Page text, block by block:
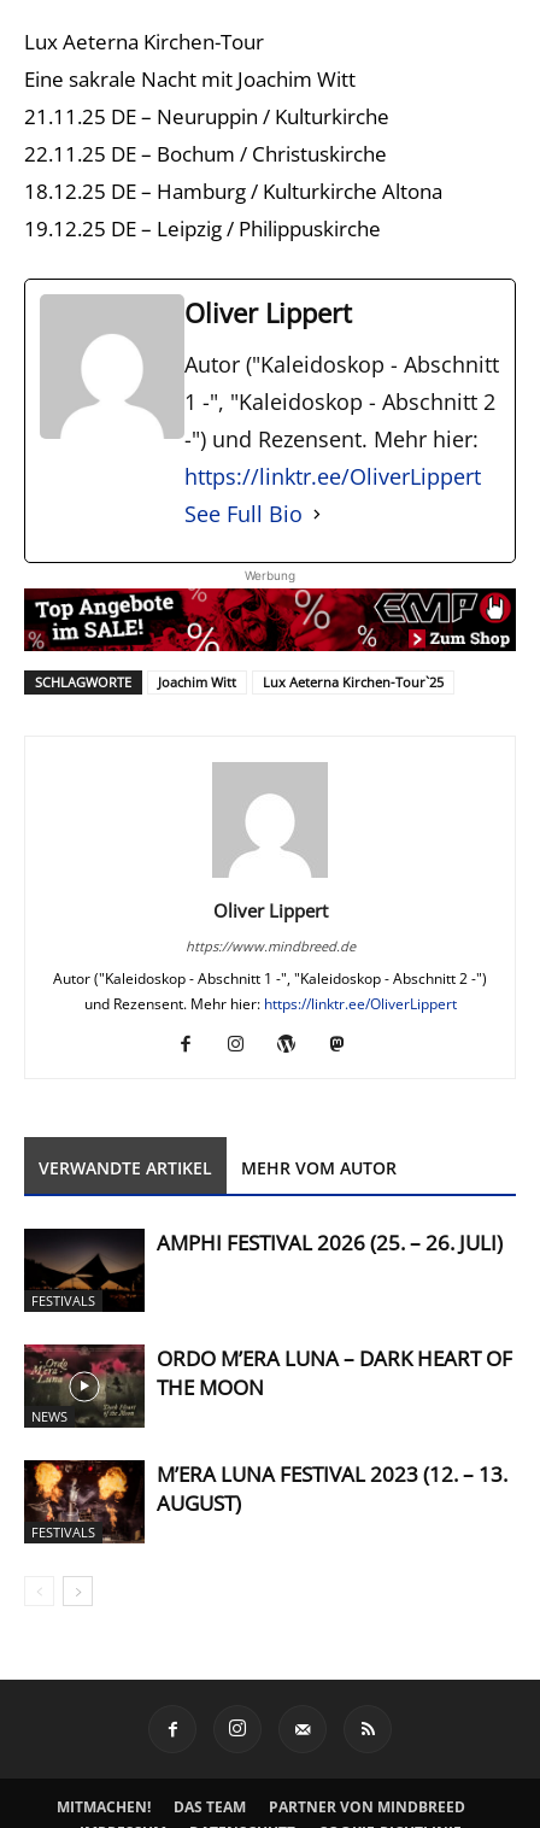
Lux Aeterna Kirchen-Tour
Eine sakrale Nacht mit Joachim Witt
21.11.25 DE – Neuruppin / Kulturkirche
22.11.25 DE – Bochum / Christuskirche
18.12.25 DE – Hamburg / Kulturkirche Altona
19.12.25 DE – Leipzig / Philippuskirche
Oliver Lippert
Autor ("Kaleidoskop - Abschnitt
1 -", "Kaleidoskop - Abschnitt 2
-") und Rezensent. Mehr hier:
https://linktr.ee/OliverLippert
See Full Bio
Werbung
SCHLAGWORTE Joachim Witt Lux Aeterna Kirchen-Tour`25
Oliver Lippert
https://www.mindbreed.de
Autor ("Kaleidoskop - Abschnitt 1 -", "Kaleidoskop - Abschnitt 2 -")
und Rezensent. Mehr hier: https://linktr.ee/OliverLippert
VERWANDTE ARTIKEL MEHR VOM AUTOR
FESTIVALS
AMPHI FESTIVAL 2026 (25. – 26. JULI)
NEWS
ORDO M’ERA LUNA – DARK HEART OF
THE MOON
FESTIVALS
M’ERA LUNA FESTIVAL 2023 (12. – 13.
AUGUST)
MITMACHEN! DAS TEAM
PARTNER VON MINDBREED